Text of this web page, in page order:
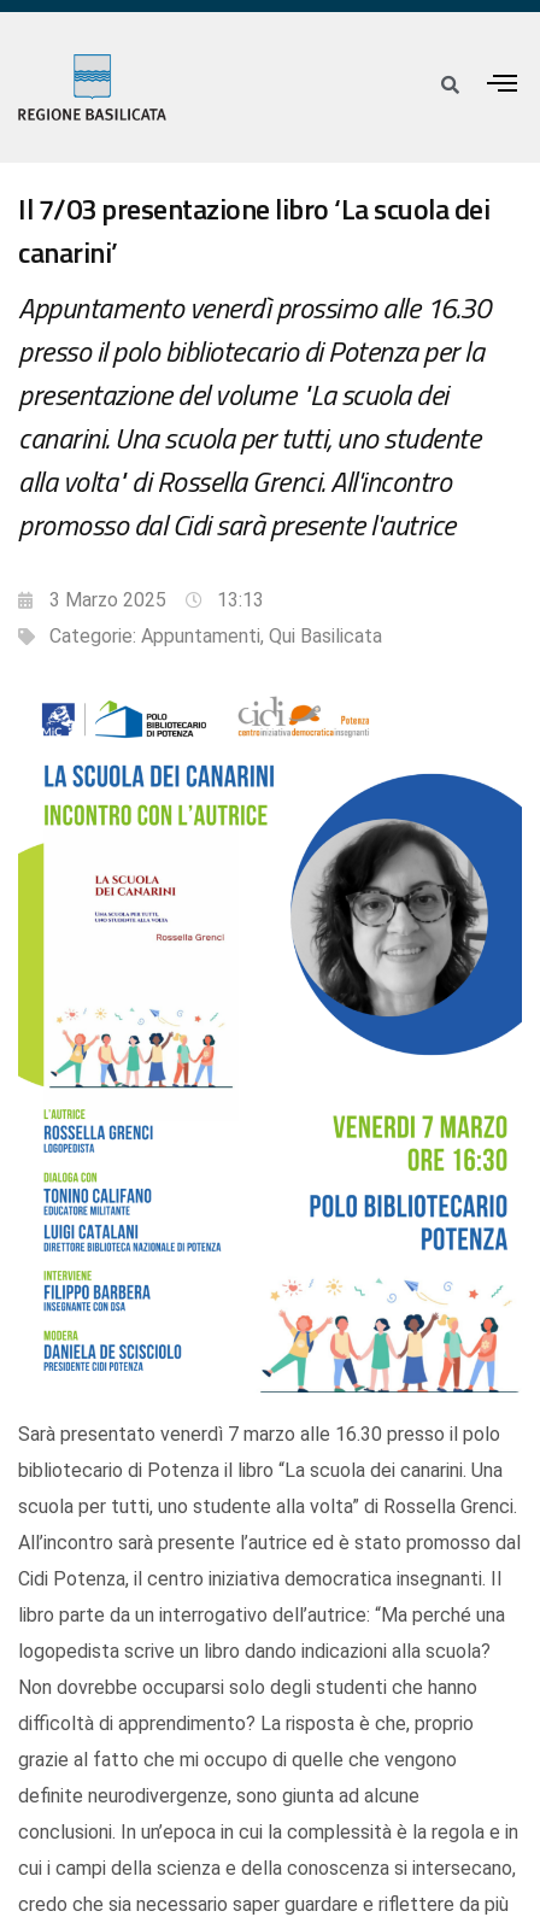
Il 7/03 presentazione libro ‘La scuola dei
canarini’
Appuntamento venerdì prossimo alle 16.30
presso il polo bibliotecario di Potenza per la
presentazione del volume "La scuola dei
canarini. Una scuola per tutti, uno studente
alla volta" di Rossella Grenci. All'incontro
promosso dal Cidi sarà presente l'autrice
3 Marzo 2025
13:13
Categorie: Appuntamenti, Qui Basilicata
Sarà presentato venerdì 7 marzo alle 16.30 presso il polo
bibliotecario di Potenza il libro “La scuola dei canarini. Una
scuola per tutti, uno studente alla volta” di Rossella Grenci.
All’incontro sarà presente l’autrice ed è stato promosso dal
Cidi Potenza, il centro iniziativa democratica insegnanti. Il
libro parte da un interrogativo dell’autrice: “Ma perché una
logopedista scrive un libro dando indicazioni alla scuola?
Non dovrebbe occuparsi solo degli studenti che hanno
difficoltà di apprendimento? La risposta è che, proprio
grazie al fatto che mi occupo di quelle che vengono
definite neurodivergenze, sono giunta ad alcune
conclusioni. In un’epoca in cui la complessità è la regola e in
cui i campi della scienza e della conoscenza si intersecano,
credo che sia necessario saper guardare e riflettere da più